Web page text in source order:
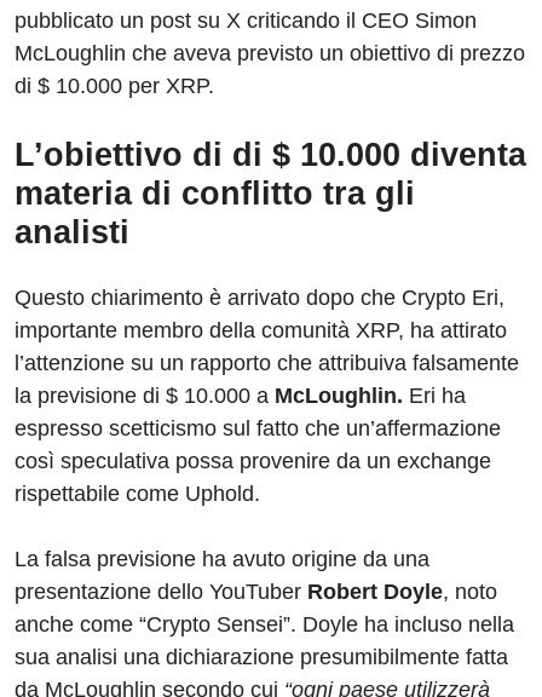
pubblicato un post su X criticando il CEO Simon
McLoughlin che aveva previsto un obiettivo di prezzo
di $ 10.000 per XRP.
L’obiettivo di di $ 10.000 diventa
materia di conflitto tra gli
analisti
Questo chiarimento è arrivato dopo che Crypto Eri,
importante membro della comunità XRP, ha attirato
l’attenzione su un rapporto che attribuiva falsamente
la previsione di $ 10.000 a McLoughlin. Eri ha
espresso scetticismo sul fatto che un’affermazione
così speculativa possa provenire da un exchange
rispettabile come Uphold.
La falsa previsione ha avuto origine da una
presentazione dello YouTuber Robert Doyle, noto
anche come “Crypto Sensei”. Doyle ha incluso nella
sua analisi una dichiarazione presumibilmente fatta
da McLoughlin secondo cui “ogni paese utilizzerà